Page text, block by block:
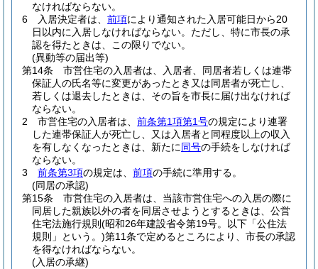
なければならない。
6
入居決定者は、 前項により通知された入居可能日から20
日以内に入居しなければならない。 ただし、特に市長の承
認を得たときは、この限りでない。
(異動等の届出等)
第14条
市営住宅の入居者は、入居者、同居者若しくは連帯
保証人の氏名等に変更があったとき又は同居者が死亡し、
若しくは退去したときは、その旨を市長に届け出なければ
ならない。
2
市営住宅の入居者は、 前条第1項第1号の規定により連署
した連帯保証人が死亡し、又は入居者と同程度以上の収入
を有しなくなったときは、新たに同号の手続をしなければ
ならない。
3
前条第3項の規定は、 前項の手続に準用する。
(同居の承認)
第15条
市営住宅の入居者は、当該市営住宅への入居の際に
同居した親族以外の者を同居させようとするときは、公営
住宅法施行規則 (昭和26年建設省令第19号。以下「公住法
規則」という。)第11条で定めるところにより、市長の承認
を得なければならない。
(入居の承継)